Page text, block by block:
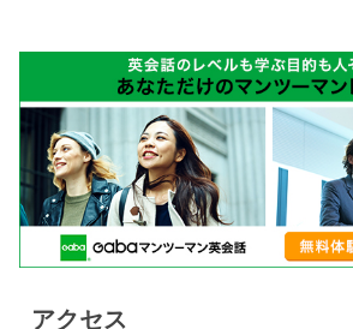
アクセス